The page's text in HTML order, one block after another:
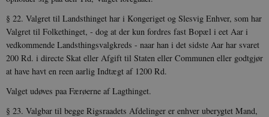
§ 22. Valgret til Landsthinget har i Kongeriget og Slesvig Enhver, som har
Valgret til Folkethinget, - dog at der kun fordres fast Bopæl i eet Aar i
vedkommende Landsthingsvalgkreds - naar han i det sidste Aar har svaret
200 Rd. i directe Skat eller Afgift til Staten eller Communen eller godtgjør
at have havt en reen aarlig Indtægt af 1200 Rd.
Valget udøves paa Færøerne af Lagthinget.
§ 23. Valgbar til begge Rigsraadets Afdelinger er enhver ube­rygtet Mand,